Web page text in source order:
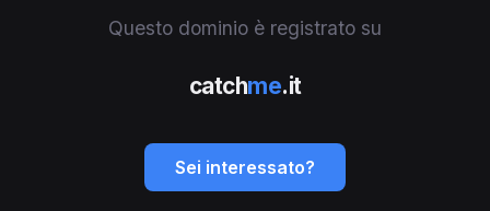
Questo dominio è registrato su
catchme.it
Sei interessato?